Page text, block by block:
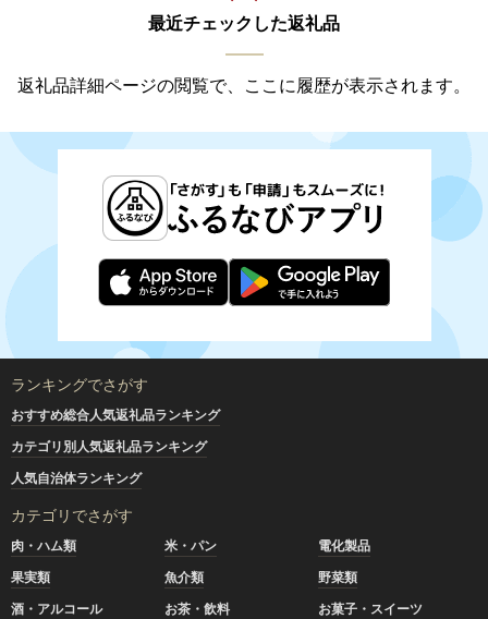
最近チェックした返礼品
返礼品詳細ページの閲覧で、ここに履歴が表示されます。
ランキングでさがす
おすすめ総合人気返礼品ランキング
カテゴリ別人気返礼品ランキング
人気自治体ランキング
カテゴリでさがす
肉・ハム類 米・パン
電化製品
果実類
魚介類
野菜類
酒・アルコール
お茶・飲料
お菓子・スイーツ